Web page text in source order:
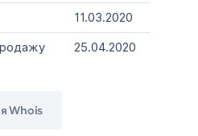
11.03.2020
25.04.2020
Whois